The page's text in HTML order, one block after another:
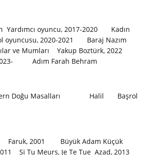
oyuncu, 2017-2020 Kadın
2020-2021 Baraj Nazım
ve Mumları Yakup Boztürk, 2022
Adım Farah Behram
Doğu Masalları Halil Başrol
2001 Büyük Adam Küçük
Tu Meurs, Je Te Tue Azad, 2013